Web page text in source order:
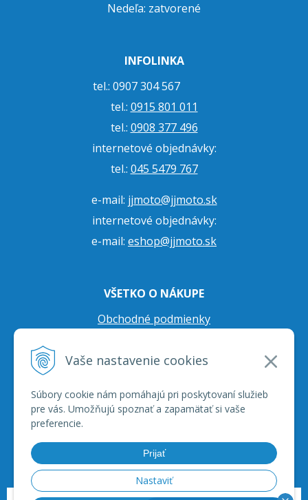
Vaše nastavenie cookies
Súbory cookie nám pomáhajú pri poskytovaní služieb
pre vás. Umožňujú spoznať a zapamätať si vaše
preferencie.
Prijať
Nastaviť
Nedeľa: zatvorené
INFOLINKA
tel.: 0907 304 567
tel.: 0915 801 011
tel.: 0908 377 496
internetové objednávky:
tel.: 045 5479 767
e-mail: jjmoto@jjmoto.sk
internetové objednávky:
e-mail: eshop@jjmoto.sk
VŠETKO O NÁKUPE
Obchodné podmienky
Prepravné podmienky